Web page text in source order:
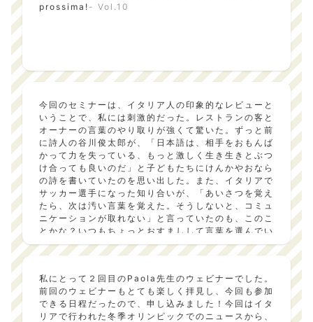
prossima! - Vol.10
今回のセミナーは、イタリア人の印象的なレビューと
いうことで、私には刺激的だった。レストランの客と
オーナーの言葉のやり取りが強くて驚いた。ずっと前
に詩人の谷川俊太郎が、「日本語は、相手をおもんば
かって力を失っている、もっと激しく生き生きとぶつ
け合っても良いのだ」と子どもたちにけんかやおなら
の詩を書いていたのを思い出した。また、イタリアで
サッカー選手になった知り合いが、「あいさつを覚え
たら、次は汚い言葉を覚えた。そうしないと、コミュ
ニケーションが取れない」と言っていたのも、このこ
とかな？いつもちょっとおすましして言葉を選んでい
る自分を振り返る機会になった。こういう気づきが、
語学を続けることの良さだと思う。
- Vol.10
私にとって２回目のPaola先生のウェビナーでした。
前回のウェビナーもとても楽しく拝見し、今回も参加
できる日程だったので、申し込みました！今回はイタ
リアで行われた冬季オリンピックでのニュースから、